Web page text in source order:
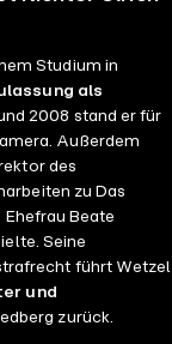
Studium in
als
2008 stand er für
Außerdem
des
zu Das
Beate
Seine
führt Wetzel
und
zurück.